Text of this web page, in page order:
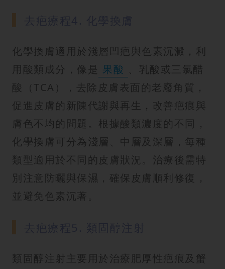
化學換膚適用於淺層凹疤與色素沉澱，利
用酸類成分，像是 果酸 、乳酸或三氯醋
酸（TCA），去除皮膚表面的老廢角質，
促進皮膚的新陳代謝與再生，改善疤痕與
膚色不均的問題。根據酸類濃度的不同，
化學換膚可分為淺層、中層及深層，每種
類型適用於不同的皮膚狀況。治療後需特
別注意防曬與保濕，確保皮膚順利修復，
並避免色素沉著。
類固醇注射主要用於治療肥厚性疤痕及蟹